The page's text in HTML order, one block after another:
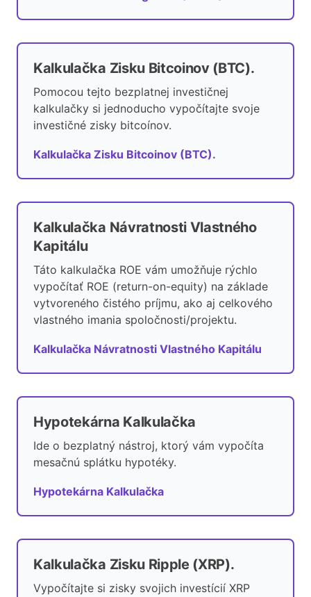
Kalkulačka Zisku Bitcoinov (BTC).
Pomocou tejto bezplatnej investičnej
kalkulačky si jednoducho vypočítajte svoje
investičné zisky bitcoínov.
Kalkulačka Zisku Bitcoinov (BTC).
Kalkulačka Návratnosti Vlastného
Kapitálu
Táto kalkulačka ROE vám umožňuje rýchlo
vypočítať ROE (return-on-equity) na základe
vytvoreného čistého príjmu, ako aj celkového
vlastného imania spoločnosti/projektu.
Kalkulačka Návratnosti Vlastného Kapitálu
Hypotekárna Kalkulačka
Ide o bezplatný nástroj, ktorý vám vypočíta
mesačnú splátku hypotéky.
Hypotekárna Kalkulačka
Kalkulačka Zisku Ripple (XRP).
Vypočítajte si zisky svojich investícií XRP